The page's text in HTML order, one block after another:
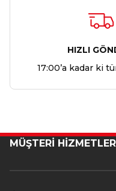
HIZLI
17:00’a kadar ki
MÜŞTERİ